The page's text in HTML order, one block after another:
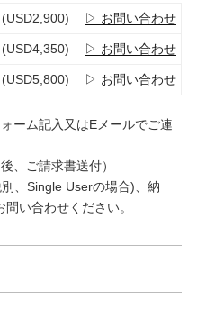
▷ お問い合わせ
▷ お問い合わせ
▷ お問い合わせ
ーム記入又はEメールでご連
、ご請求書送付）
、Single Userの場合)、納
い合わせください。